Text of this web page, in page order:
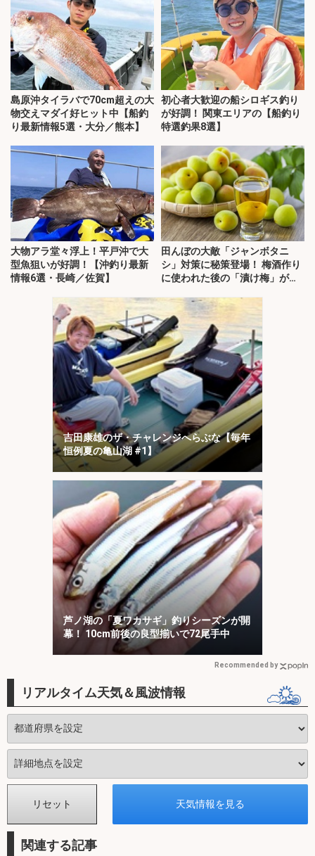
島原沖タイラバで70cm超えの大
物交えマダイ好ヒット中【船釣
り最新情報5選・大分／熊本】
初心者大歓迎の船シロギス釣り
が好調！ 関東エリアの【船釣り
特選釣果8選】
大物アラ堂々浮上！平戸沖で大
型魚狙いが好調！【沖釣り最新
情報6選・長崎／佐賀】
田んぼの大敵「ジャンボタニ
シ」対策に秘策登場！ 梅酒作り
に使われた後の「漬け梅」が効
吉田康雄のザ・チャレンジへらぶな【毎年
恒例夏の亀山湖 #1】
芦ノ湖の「夏ワカサギ」釣りシーズンが開
幕！ 10cm前後の良型揃いで72尾手中
Recommended by
リアルタイム天気＆風波情報
関連する記事